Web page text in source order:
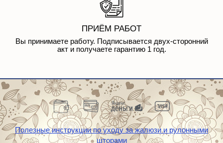
ПРИЁМ РАБОТ
Вы принимаете работу. Подписывается двух-сторонний
акт и получаете гарантию 1 год.
Полезные инструкции по уходу за жалюзи и рулонными
шторами
+7(495)648-81-69